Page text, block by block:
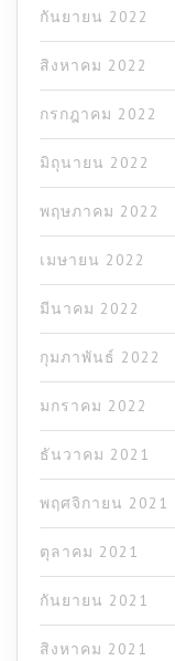
กันยายน 2022
สิงหาคม 2022
กรกฎาคม 2022
มิถุนายน 2022
พฤษภาคม 2022
เมษายน 2022
มีนาคม 2022
กุมภาพันธ์ 2022
มกราคม 2022
ธันวาคม 2021
พฤศจิกายน 2021
ตุลาคม 2021
กันยายน 2021
สิงหาคม 2021